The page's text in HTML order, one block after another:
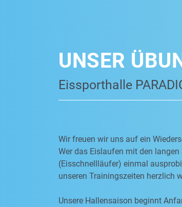
UNSER
Eissporthalle
Wir freuen wir uns auf ein
Wer das Eislaufen mit den
(Eisschnellläufer) einmal
unseren Trainingszeiten herzlich
Unsere Hallensaison beginnt